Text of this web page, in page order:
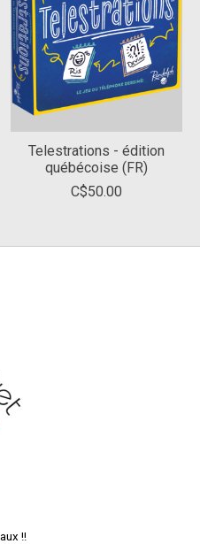
Telestrations - édition
québécoise (FR)
C$50.00
!!